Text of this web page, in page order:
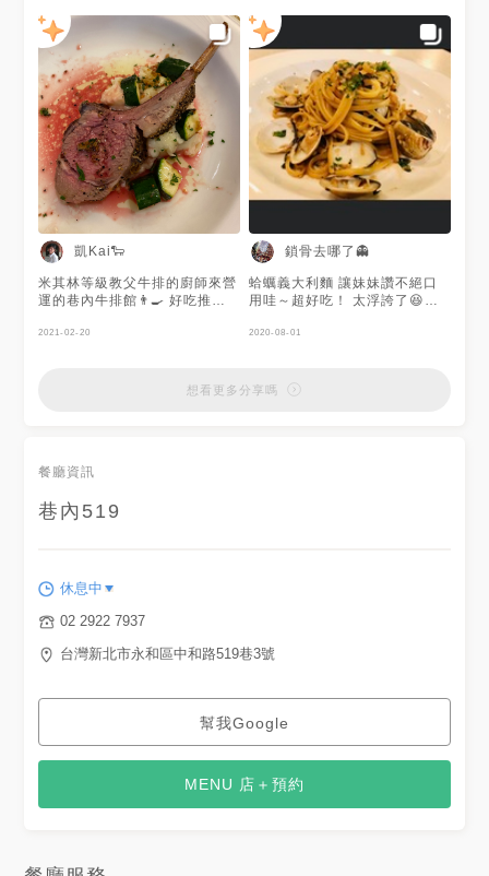
取優惠卷：
https://menutaiwan.com/tw/coupon/19
即可享「巷內519」平日午餐8
折優惠。 趕快來領取優惠卷
吧！ 注意事項： 1. 平日午餐優
惠8折為全桌每人各餐點皆享8
折優惠(不含酒精性飲料) 2. 活
動到5/31截止。 3. 不含 : 週末
和國定例假日，包場活動費用，
和特殊設計菜單。 巷內519 地
址：新北市永和區中和路519巷
3號 鄰近捷運站：台北捷運中和
新蘆線O03永安市場站 電話：
(02) 2922 7937 營業時間：星
期二~日 11:30~14:30、
17:30~21:30 (星期一公休) 大
家在IG上也一起來追蹤
「Jeremy以食為天」吧！
https://www.instagram.com/jeremy_foodie/
斯肋眼牛排 #Steak #Pasta
#Risotto #嫩煎鴨胸 #噶瑪蘭豬
提拉米蘇 #唐寧伯爵茶
永和美食 #新北義式料理 #永和
義式料理 #新北排餐 #永和排餐
沒感覺到切感 義大利麵、燉
飯、鴨胸甚至葛瑪蘭豬都很值得
點 來的時候只要細細品嚐食物
即可，真的是一場很棒的饗宴
甚至他的胡蘿蔔湯及飯後甜點提
拉米蘇都水準之高 提拉米蘇完
全比的上外面專賣甜點的，我當
下就覺得沒開甜點店很可惜的那
種 總之希望大家有機會就去試
試看！ 真心覺得猛 出永安市場
不到一分鐘就到！
凱Kai🐑
米其林等級教父牛排的廚師來營
運的巷內牛排館👨‍🍳 好吃推薦
灣 #新北 #永和區 #捷運永安市
#MRT #lunch #dinner
2021-02-20
鎖骨去哪了👻
蛤蠣義大利麵 讓妹妹讚不絕口
用哇～超好吃！ 太浮誇了😆😆
還有我肚子餓沒吃飽 我才一個
2020-08-01
想看更多分享嗎
餐廳資訊
巷內519
休息中
02 2922 7937
台灣新北市永和區中和路519巷3號
幫我Google
MENU 店＋預約